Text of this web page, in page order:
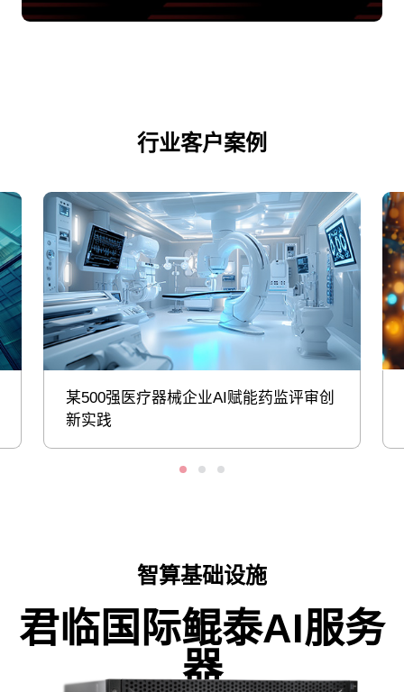
行业客户案例
某500强医疗器械企业AI赋能药监评审创
新实践
智算基础设施
君临国际鲲泰AI服务
器